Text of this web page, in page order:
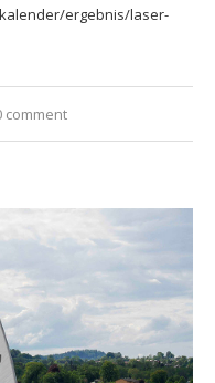
ergebnis/laser-
comment